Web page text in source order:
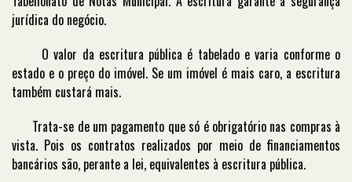
jurídica do negócio.
O valor da escritura pública é tabelado e varia conforme o
estado e o preço do imóvel. Se um imóvel é mais caro, a escritura
também custará mais.
Trata-se de um pagamento que só é obrigatório nas compras à
vista. Pois os contratos realizados por meio de financiamentos
bancários são, perante a lei, equivalentes à escritura pública.